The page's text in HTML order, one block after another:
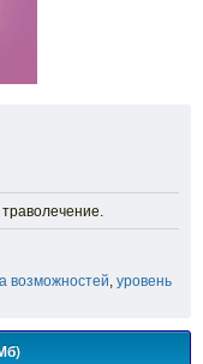
возможностей, уровень